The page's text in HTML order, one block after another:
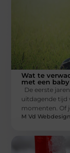
Wat te
met een baby
De eerste
uitdagende tijd
momenten. Of
M Vd Webdesign